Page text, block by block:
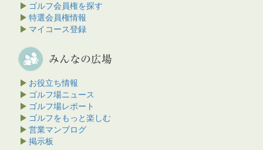
ゴルフ会員権を探す
特選会員権情報
マイコース登録
お役立ち情報
ゴルフ場ニュース
ゴルフ場レポート
ゴルフをもっと楽しむ
営業マンブログ
掲示板